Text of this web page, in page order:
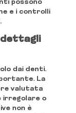
possono
e i controlli
dettagli
dai denti.
La
valutata
irregolare o
non è